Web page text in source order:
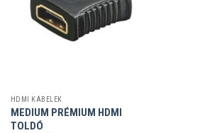
HDMI KÁBELEK
MEDIUM PRÉMIUM HDMI
TOLDÓ